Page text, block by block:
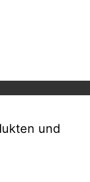
und